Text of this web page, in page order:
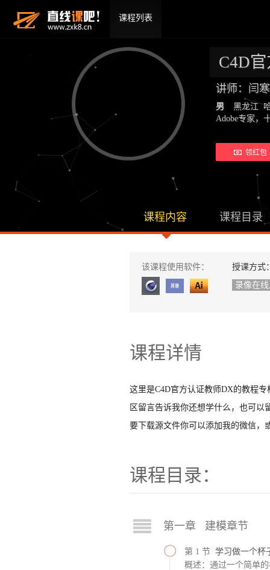
课程列表
C4D
讲师：闫
男
黑龙江
Adobe专家，
领红包
课程内容 课程目录
该课程使用软件：
授课方式
录像在
课程详情
这里是C4D官方认证教师DX的教程
区留言告诉我你还想学什么，也可
要下载源文件你可以添加我的微信，
课程目录：
第一章 建模章节
第 1 节 学习做一个杯
概述：通过一个简单